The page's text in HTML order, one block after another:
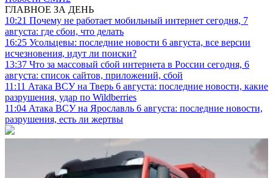
ГЛАВНОЕ ЗА ДЕНЬ
10:21 Почему не работает мобильный интернет сегодня, 7
августа: где сбои, что делать
16:25 Усольцевы: последние новости 6 августа, все версии
исчезновения, идут ли поиски?
13:37 Что за массовый сбой интернета в России сегодня, 6
августа: список сайтов, приложений, сбой
11:11 Атака ВСУ на Тверь 6 августа: последние новости, какие
разрушения, удар по Wildberries
11:04 Атака ВСУ на Ярославль 6 августа: последние новости,
разрушения, есть ли жертвы